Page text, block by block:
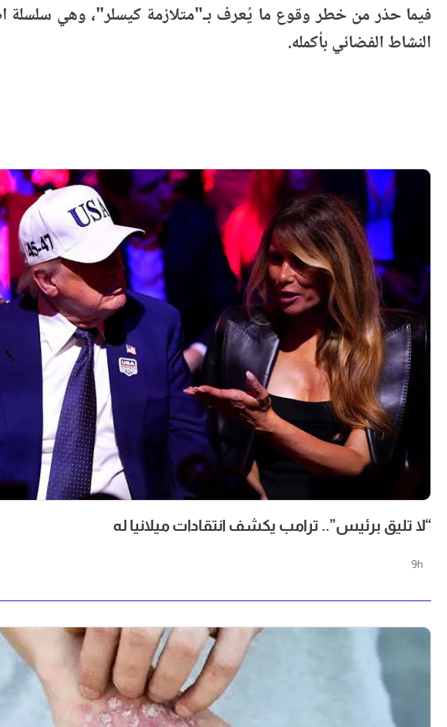
فيما حذر من خطر وقوع ما يُعرف بـ"متلازمة كيسلر"، وهي سلسلة
النشاط الفضائي بأكمله.
“لا تليق برئيس”.. ترامب يكشف انتقادات ميلانيا له
9h